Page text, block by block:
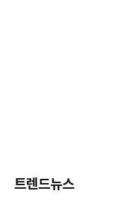
트렌드뉴스